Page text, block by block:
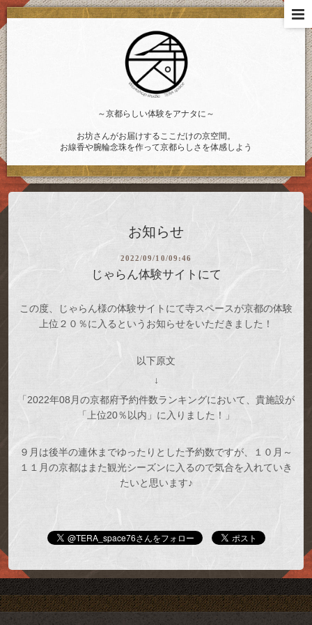
～京都らしい体験をアナタに～
お坊さんがお届けするここだけの京空間。
お線香や腕輪念珠を作って京都らしさを体感しよう
お知らせ
2022/09/10/09:46
じゃらん体験サイトにて
この度、じゃらん様の体験サイトにて寺スペースが京都の体験
上位２０％に入るというお知らせをいただきました！
以下原文
↓
「2022年08月の京都府予約件数ランキングにおいて、貴施設が
「上位20％以内」に入りました！」
９月は後半の連休までゆったりとした予約数ですが、１０月～
１１月の京都はまた観光シーズンに入るので気合を入れていき
たいと思います♪